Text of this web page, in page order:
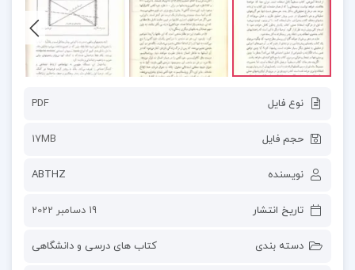
نوع فایل PDF
حجم فایل 17MB
نویسنده ABTHZ
تاریخ انتشار 19 دسامبر 2022
دسته بندی کتاب های درسی و دانشگاهی